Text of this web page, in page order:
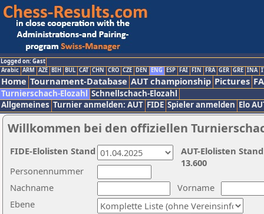
Logged on: Gast
Arabic ARM AZE BIH BUL CAT CHN CRO CZE DEN ENG ESP FAI FIN FRA GER GRE INA
Home Tournament-Database AUT championship Pictures
Turnierschach-Elozahl Schnellschach-Elozahl
Allgemeines Turnier anmelden: AUT FIDE Spieler anmelden Elo
Willkommen bei den offiziellen
Nachname
Vorname
Ebene
Personennummer
AUT-Elolisten
13.600
FIDE-Elolisten Stand